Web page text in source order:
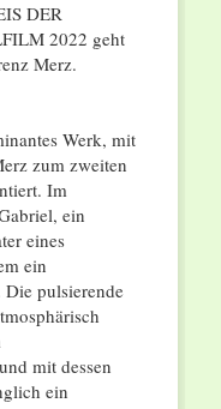
DER
2022 geht
Merz.
Werk, mit
zum zweiten
Im
ein
eines
ein
Die pulsierende
mit dessen
ein